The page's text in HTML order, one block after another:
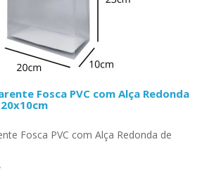
Fosca PVC com Alça Redonda
Fosca PVC com Alça Redonda de